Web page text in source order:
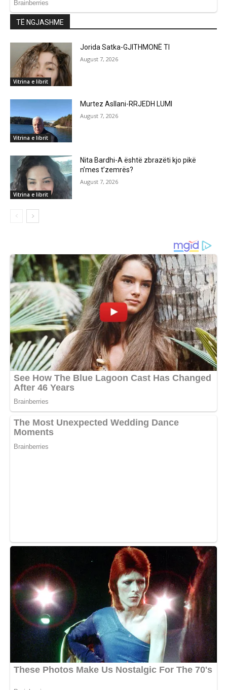
TË NGJASHME
Vitrina e librit
Jorida Satka-GJITHMONË TI
August 7, 2026
Vitrina e librit
Murtez Asllani-RRJEDH LUMI
August 7, 2026
Vitrina e librit
Nita Bardhi-A është zbrazëti kjo pikë
n’mes t’zemrës?
August 7, 2026